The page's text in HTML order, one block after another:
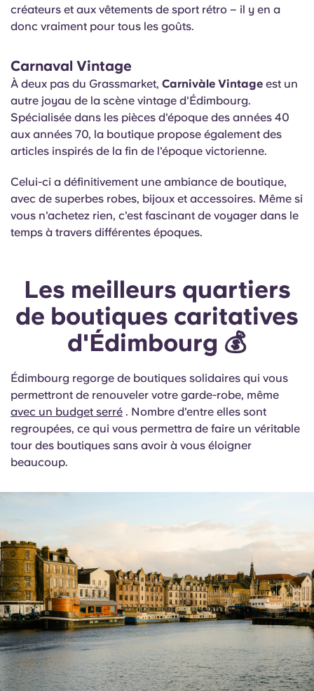
créateurs et aux vêtements de sport rétro – il y en a
donc vraiment pour tous les goûts.
Carnaval Vintage
À deux pas du Grassmarket, Carnivàle Vintage est un
autre joyau de la scène vintage d'Édimbourg.
Spécialisée dans les pièces d'époque des années 40
aux années 70, la boutique propose également des
articles inspirés de la fin de l'époque victorienne.
Celui-ci a définitivement une ambiance de boutique,
avec de superbes robes, bijoux et accessoires. Même si
vous n'achetez rien, c'est fascinant de voyager dans le
temps à travers différentes époques.
Les meilleurs quartiers
de boutiques caritatives
d'Édimbourg 💰
Édimbourg regorge de boutiques solidaires qui vous
permettront de renouveler votre garde-robe, même
avec un budget serré . Nombre d'entre elles sont
regroupées, ce qui vous permettra de faire un véritable
tour des boutiques sans avoir à vous éloigner
beaucoup.